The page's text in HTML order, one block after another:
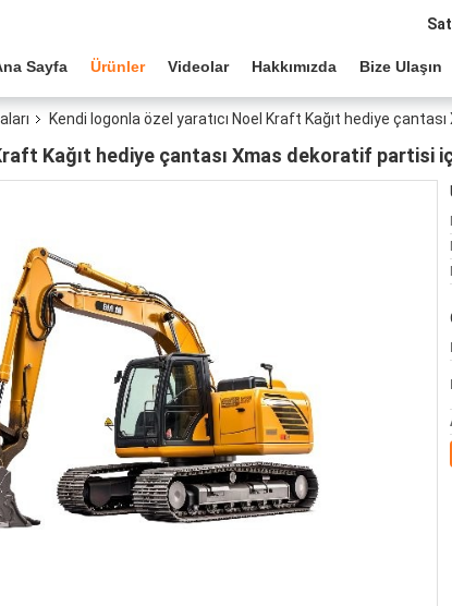
Sayfa Ürünler Videolar Hakkımızda Bize Ulaşın
Kendi logonla özel yaratıcı Noel Kraft Kağıt hediye
Kağıt hediye çantası Xmas dekoratif partisi